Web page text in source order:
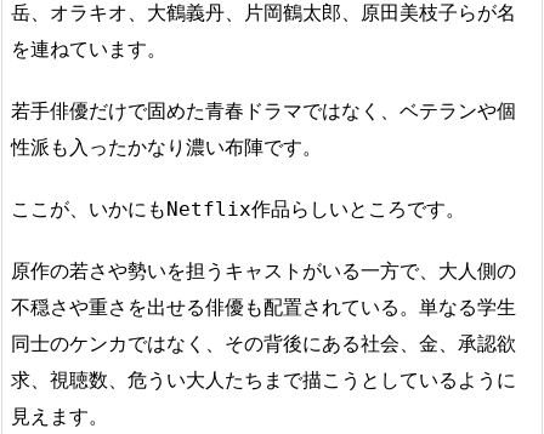
岳、オラキオ、大鶴義丹、片岡鶴太郎、原田美枝子らが名
を連ねています。
若手俳優だけで固めた青春ドラマではなく、ベテランや個
性派も入ったかなり濃い布陣です。
ここが、いかにもNetflix作品らしいところです。
原作の若さや勢いを担うキャストがいる一方で、大人側の
不穏さや重さを出せる俳優も配置されている。単なる学生
同士のケンカではなく、その背後にある社会、金、承認欲
求、視聴数、危うい大人たちまで描こうとしているように
見えます。